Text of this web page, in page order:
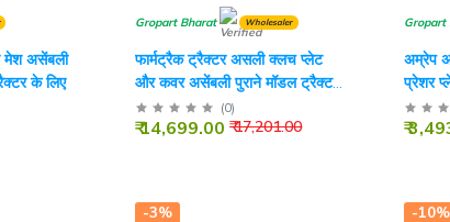
मेश असेंबली
के लिए
Gropart Bharat Wholesaler
फार्मट्रैक ट्रैक्टर असली क्लच प्लेट
और कवर असेंबली पुराने मॉडल ट्रैक्टर
के लिए ऑर्गेनिक (बड़ी उंगली)
(0)
₹ 17,201.00
₹ 14,699.00
Gropart
अम्रेप
प्रेशर
ट्रैक्टर
₹
-3% -10%